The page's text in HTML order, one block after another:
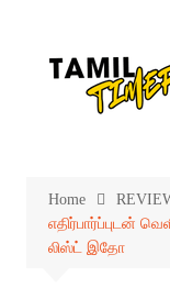
Home
எதிர்பார்ப்புடன்
லிஸ்ட் இதோ